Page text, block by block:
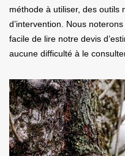
méthode à utiliser, des outils
d’intervention. Nous
facile de lire notre devis
aucune difficulté à le